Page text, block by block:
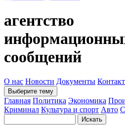
агентство
сообщений
О нас Новости Документы
Выберите тему
Главная Политика Экономика
Криминал Культура и спорт Авто